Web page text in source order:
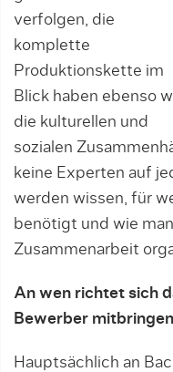
verfolgen, die
komplette
Produktionskette im
Blick haben ebenso
die kulturellen und
sozialen
keine Experten auf
werden wissen, für
benötigt und wie
Zusammenarbeit
An wen richtet sich
Bewerber
Hauptsächlich an